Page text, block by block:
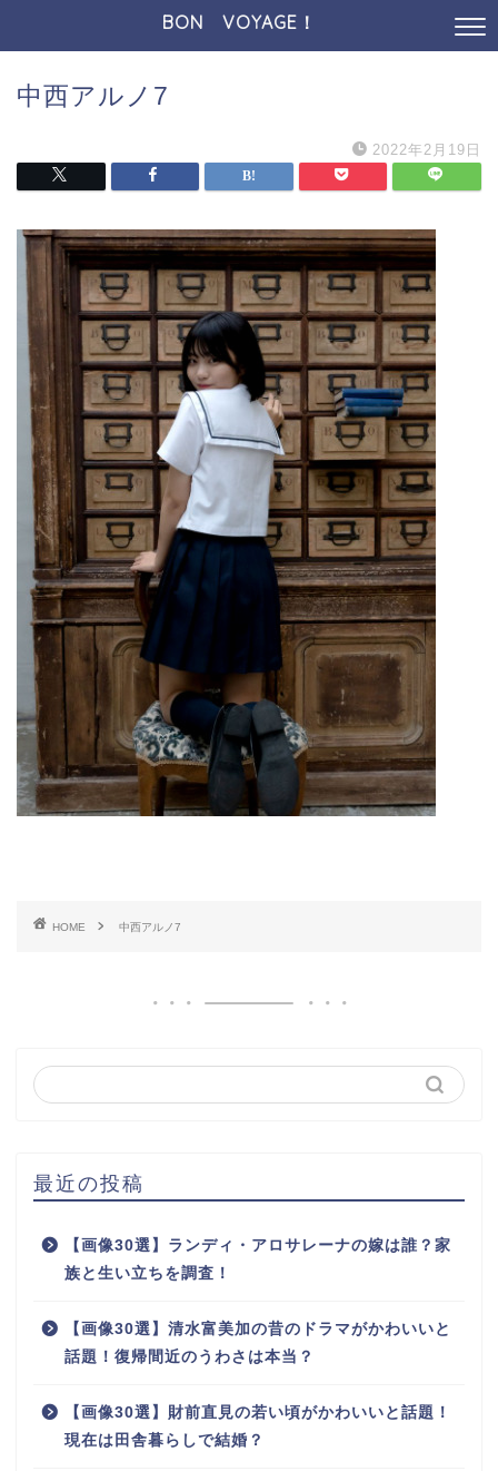
BON VOYAGE！
中西アルノ7
2022年2月19日
HOME 中西アルノ7
最近の投稿
【画像30選】ランディ・アロサレーナの嫁は誰？家
族と生い立ちを調査！
【画像30選】清水富美加の昔のドラマがかわいいと
話題！復帰間近のうわさは本当？
【画像30選】財前直見の若い頃がかわいいと話題！
現在は田舎暮らしで結婚？